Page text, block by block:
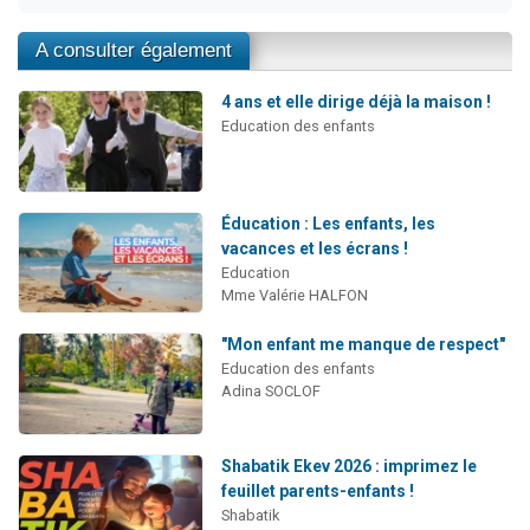
A consulter également
4 ans et elle dirige déjà la maison !
Education des enfants
Éducation : Les enfants, les
vacances et les écrans !
Education
Mme Valérie HALFON
"Mon enfant me manque de respect"
Education des enfants
Adina SOCLOF
Shabatik Ekev 2026 : imprimez le
feuillet parents-enfants !
Shabatik